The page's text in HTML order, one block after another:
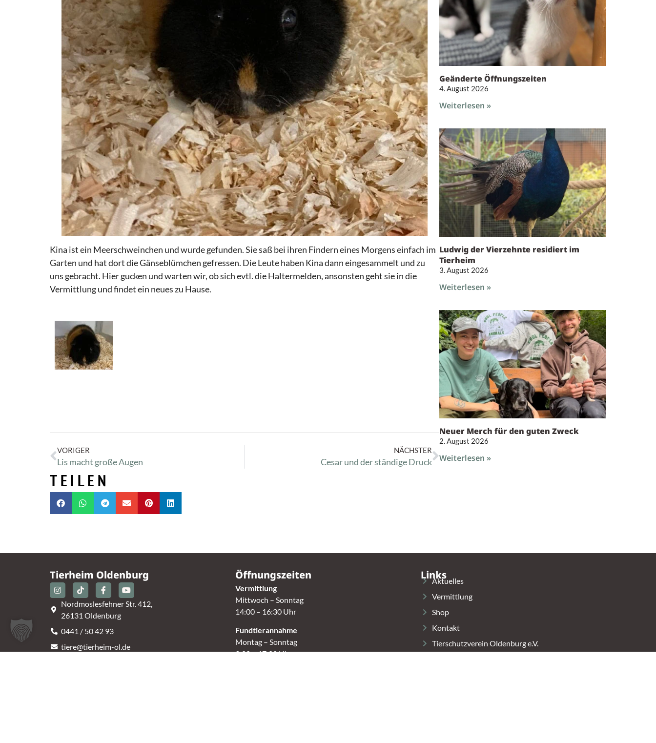
Kina ist ein Meerschweinchen und wurde gefunden. Sie saß bei ihren Findern eines Morgenseinfach im
Garten und hat dort die Gänseblümchen gefressen. Die Leute haben Kina dann eingesammelt und zu
uns gebracht. Hier gucken und wartenwir,obsich evtl. die Haltermelden,ansonsten geht sie in die
Vermittlung und findet ein neues zu Hause.
VORIGER
Lis macht große Augen
NÄCHSTER
Cesar und der ständige Druck
TEILEN
Geänderte Öffnungszeiten
4. August 2026
Weiterlesen »
Ludwig der Vierzehnte residiert im
Tierheim
3. August 2026
Weiterlesen »
Neuer Merch für den guten Zweck
2. August 2026
Weiterlesen »
Tierheim Oldenburg
Nordmoslesfehner Str. 412,
26131 Oldenburg
0441 / 50 42 93
tiere@tierheim-ol.de
Öffnungszeiten
Vermittlung
Mittwoch – Sonntag
14:00 – 16:30 Uhr
Fundtierannahme
Montag – Sonntag
9:00 – 17:00 Uhr
Links
Aktuelles
Vermittlung
Shop
Kontakt
Tierschutzverein Oldenburg e.V.